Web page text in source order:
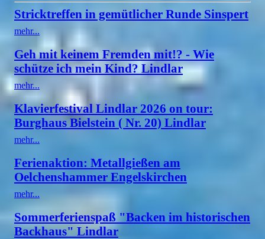
Stricktreffen in gemütlicher Runde Sinspert
mehr...
Geh mit keinem Fremden mit!? - Wie
schütze ich mein Kind? Lindlar
mehr...
Klavierfestival Lindlar 2026 on tour:
Burghaus Bielstein ( Nr. 20) Lindlar
mehr...
Ferienaktion: Metallgießen am
Oelchenshammer Engelskirchen
mehr...
Sommerferienspaß "Backen im historischen
Backhaus" Lindlar